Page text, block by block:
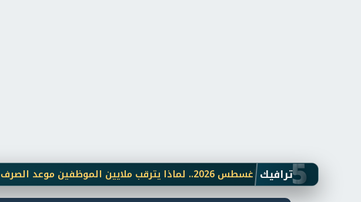
5ترافيك
مرتبات أغسطس 2026.. لماذا يترقب ملايين الموظفين موعد الصرف وكيف تدير الأسرة دخلها حتى نهاية الشهر؟